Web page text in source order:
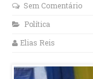
Sem Comentário
Política
Elias Reis